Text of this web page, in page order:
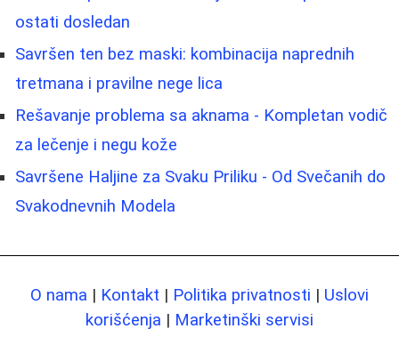
ostati dosledan
Savršen ten bez maski: kombinacija naprednih
tretmana i pravilne nege lica
Rešavanje problema sa aknama - Kompletan vodič
za lečenje i negu kože
Savršene Haljine za Svaku Priliku - Od Svečanih do
Svakodnevnih Modela
O nama | Kontakt | Politika privatnosti | Uslovi
korišćenja | Marketinški servisi